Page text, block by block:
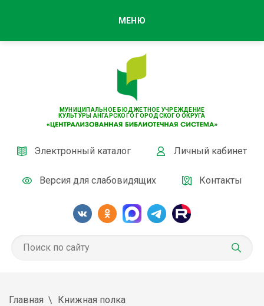
МУНИЦИПАЛЬНОЕ БЮДЖЕТНОЕ УЧРЕЖДЕНИЕ
КУЛЬТУРЫ АНГАРСКОГО ГОРОДСКОГО ОКРУГА
Электронный каталог Личный кабинет
Версия для слабовидящих Контакты
МЕНЮ
Главная Книжная полка